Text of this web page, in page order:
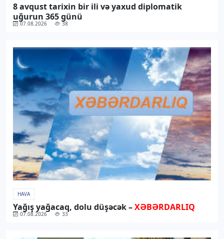
8 avqust tarixin bir ili və yaxud diplomatik
uğurun 365 günü
07.08.2026 38
HAVA
Yağış yağacaq, dolu düşəcək –XƏBƏRDARLIQ
07.08.2026 33